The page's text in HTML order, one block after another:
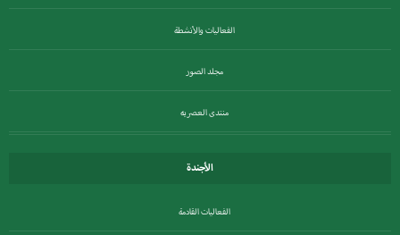
الفعاليات والأنشطة
مجلد الصور
منتدى العصريه
الأجندة
الفعاليات القادمة